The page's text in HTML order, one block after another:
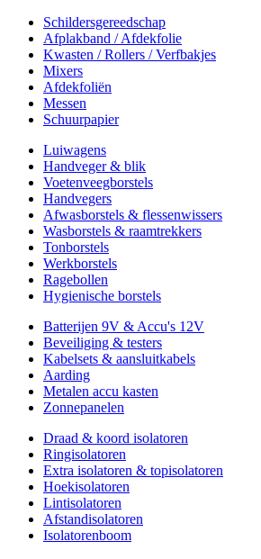
Schildersgereedschap
Afplakband / Afdekfolie
Kwasten / Rollers / Verfbakjes
Mixers
Afdekfoliën
Messen
Schuurpapier
Luiwagens
Handveger & blik
Voetenveegborstels
Handvegers
Afwasborstels & flessenwissers
Wasborstels & raamtrekkers
Tonborstels
Werkborstels
Ragebollen
Hygienische borstels
Batterijen 9V & Accu's 12V
Beveiliging & testers
Kabelsets & aansluitkabels
Aarding
Metalen accu kasten
Zonnepanelen
Draad & koord isolatoren
Ringisolatoren
Extra isolatoren & topisolatoren
Hoekisolatoren
Lintisolatoren
Afstandisolatoren
Isolatorenboom